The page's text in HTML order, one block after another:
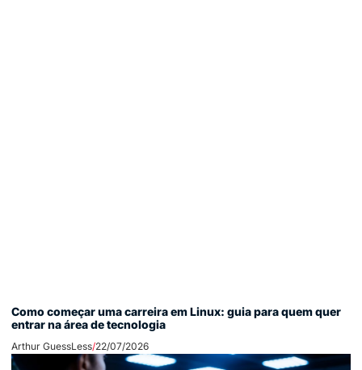
Como começar uma carreira em Linux: guia para quem quer
entrar na área de tecnologia
Arthur GuessLess 22/07/2026